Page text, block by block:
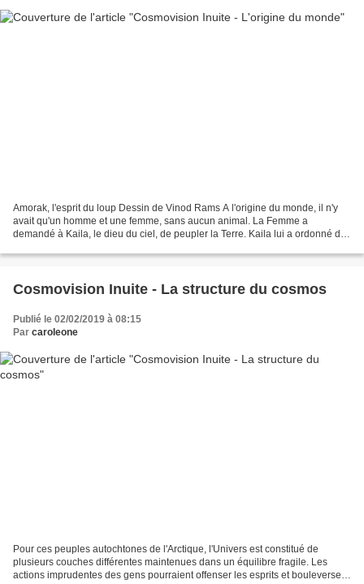
Amorak, l'esprit du loup Dessin de Vinod Rams A l'origine du monde, il n'y
avait qu'un homme et une femme, sans aucun animal. La Femme a
demandé à Kaila, le dieu du ciel, de peupler la Terre. Kaila lui a ordonné de
Cosmovision Inuite - La structure du cosmos
Publié le 02/02/2019 à 08:15
Par caroleone
Pour ces peuples autochtones de l'Arctique, l'Univers est constitué de
plusieurs couches différentes maintenues dans un équilibre fragile. Les
actions imprudentes des gens pourraient offenser les esprits et bouleverser